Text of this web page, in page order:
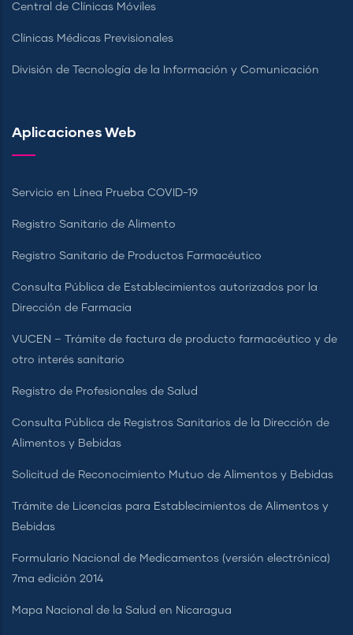
Central de Clínicas Móviles
Clínicas Médicas Previsionales
División de Tecnología de la Información y Comunicación
Aplicaciones Web
Servicio en Línea Prueba COVID-19
Registro Sanitario de Alimento
Registro Sanitario de Productos Farmacéutico
Consulta Pública de Establecimientos autorizados por la
Dirección de Farmacia
VUCEN – Trámite de factura de producto farmacéutico y de
otro interés sanitario
Registro de Profesionales de Salud
Consulta Pública de Registros Sanitarios de la Dirección de
Alimentos y Bebidas
Solicitud de Reconocimiento Mutuo de Alimentos y Bebidas
Trámite de Licencias para Establecimientos de Alimentos y
Bebidas
Formulario Nacional de Medicamentos (versión electrónica)
7ma edición 2014
Mapa Nacional de la Salud en Nicaragua